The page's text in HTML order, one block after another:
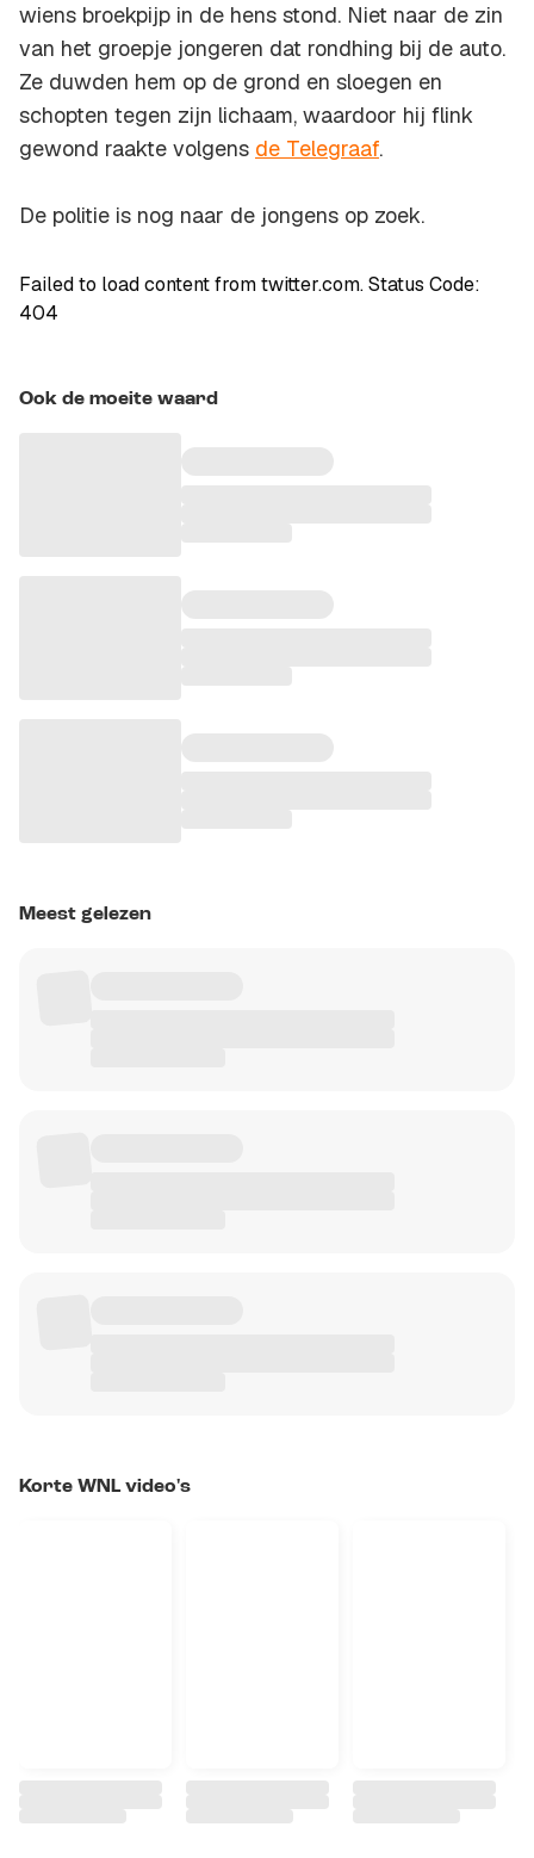
wiens broekpijp in de hens stond. Niet naar de zin
van het groepje jongeren dat rondhing bij de auto.
Ze duwden hem op de grond en sloegen en
schopten tegen zijn lichaam, waardoor hij flink
gewond raakte volgens de Telegraaf.
De politie is nog naar de jongens op zoek.
Failed to load content from twitter.com. Status Code:
404
Ook de moeite waard
Meest gelezen
Korte WNL video's